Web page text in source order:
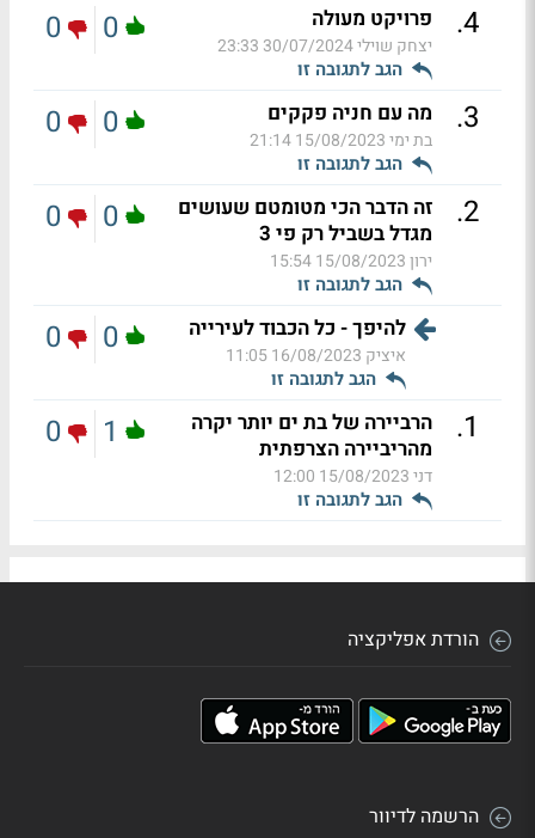
4
. פרויקט מעולה
יצחק שוילי30/07/2024 23:33
הגב לתגובה זו
0
0
3
. מה עם חניה פקקים
בת ימי15/08/2023 21:14
הגב לתגובה זו
0
0
2
.
זה הדבר הכי מטומטם שעושים
מגדל בשביל רק פי 3
ירון15/08/2023 15:54
הגב לתגובה זו
0
0
להיפך - כל הכבוד לעירייה
איציק 16/08/2023 11:05
הגב לתגובה זו
0
0
1
.
הרביירה של בת ים יותר יקרה
מהריביירה הצרפתית
דני15/08/2023 12:00
הגב לתגובה זו
1
0
הורדת אפליקציה
הרשמה לדיוור